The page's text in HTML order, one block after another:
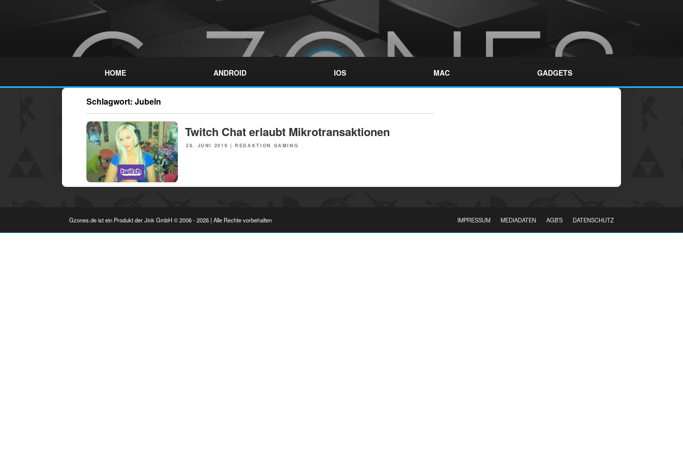
GZONES.DE
HOME ANDROID IOS MAC GADGETS
Schlagwort: Jubeln
NEWS Twitch Chat erlaubt Mikrotransaktionen
POSTED
28. JUNI 2016 |REDAKTION GAMING
Gzones.de ist ein Produkt der Jink GmbH © 2006 - 2026 | Alle Rechte vorbehalten IMPRESSUM MEDIADATEN AGB’S DATENSCHUTZ